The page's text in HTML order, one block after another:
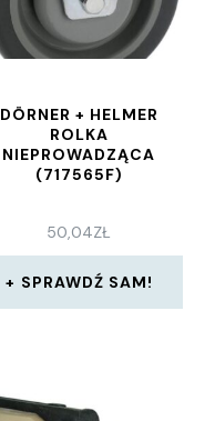
DÖRNER + HELMER
ROLKA
NIEPROWADZĄCA
(717565F)
50,04ZŁ
SPRAWDŹ SAM!